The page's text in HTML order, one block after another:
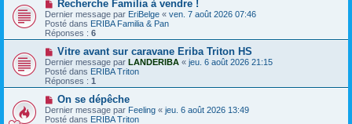
g
e
m
e
s
s
a
g
e
o
u
v
e
a
m
e
s
s
a
g
Recherche Familia à vendre !
Dernier message par EriBelge « ven. 7 août 2026 07:46
Posté dans ERIBA Familia & Pan
Réponses : 6
N
o
u
v
e
a
m
Vitre avant sur caravane Eriba Triton HS
Dernier message par LANDERIBA « jeu. 6 août 2026 21:15
Posté dans ERIBA Triton
Réponses : 1
N
o
u
On se dépêche
Dernier message par Feeling « jeu. 6 août 2026 13:49
Posté dans ERIBA Triton